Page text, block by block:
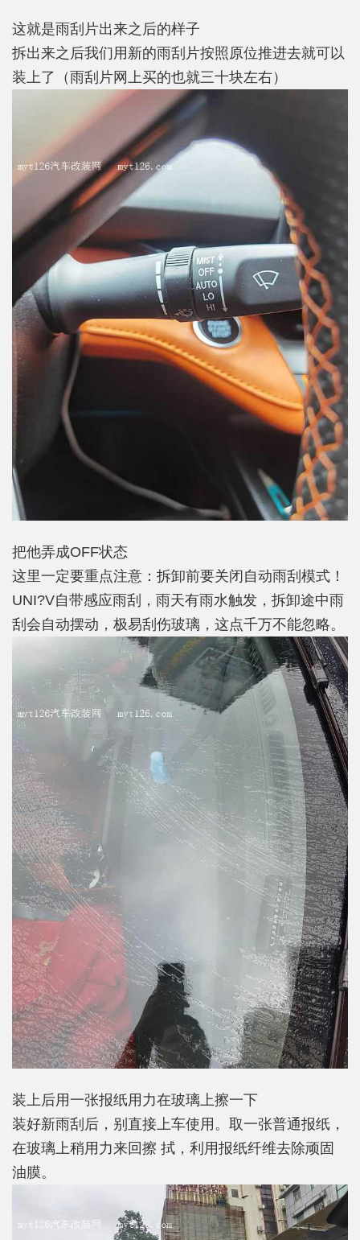
这就是雨刮片出来之后的样子
拆出来之后我们用新的雨刮片按照原位推进去就可以
装上了（雨刮片网上买的也就三十块左右）
把他弄成OFF状态
这里一定要重点注意：拆卸前要关闭自动雨刮模式！
UNI?V自带感应雨刮，雨天有雨水触发，拆卸途中雨
刮会自动摆动，极易刮伤玻璃，这点千万不能忽略。
装上后用一张报纸用力在玻璃上擦一下
装好新雨刮后，别直接上车使用。取一张普通报纸，
在玻璃上稍用力来回擦 拭，利用报纸纤维去除顽固
油膜。